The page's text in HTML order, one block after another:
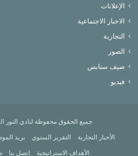
الإعلانات
الاخبار الاجتماعية
التجارية
الصور
صيف سنابس
فيديو
جميع الحقوق محفوظة لنادي النور
الأخبار التجارية التقرير السنوي بريد
الأهداف الاستراتيجية إتصل بنا